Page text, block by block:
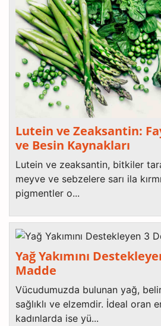
Lutein ve Zeaksantin:
ve Besin Kaynakları
Lutein ve zeaksantin, bitkiler
meyve ve sebzelere sarı ila
pigmentler o...
Yağ Yakımını
Madde
Vücudumuzda bulunan yağ,
sağlıklı ve elzemdir. İdeal oran
kadınlarda ise yü...